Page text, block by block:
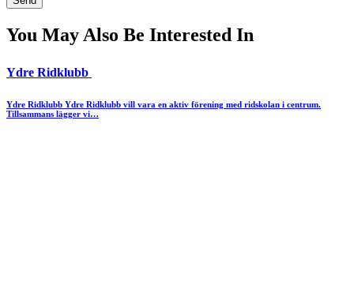
You May Also Be Interested In
Ydre Ridklubb
Ydre Ridklubb Ydre Ridklubb vill vara en aktiv förening med ridskolan i centrum.
Tillsammans lägger vi…